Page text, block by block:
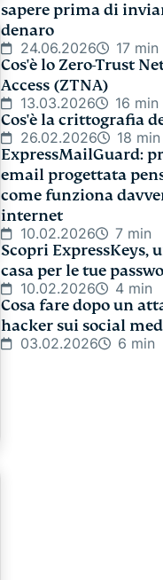
sapere prima di
denaro
24.06.2026 17 min
Cos'è lo Zero-Trust
Access (ZTNA)
13.03.2026 16 min
Cos'è la crittografia
26.02.2026 18 min
ExpressMailGuard:
email progettata
come funziona
internet
10.02.2026 7 min
Scopri ExpressKeys,
casa per le tue
10.02.2026 4 min
Cosa fare dopo un
hacker sui social
03.02.2026 6 min